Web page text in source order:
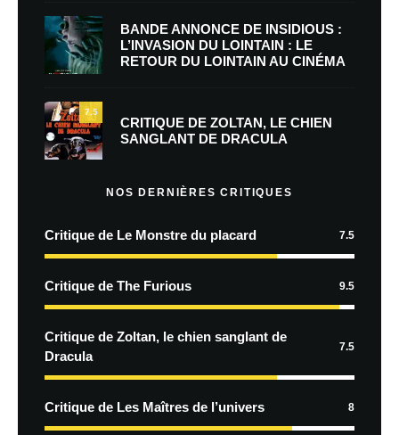
BANDE ANNONCE DE INSIDIOUS :
L’INVASION DU LOINTAIN : LE
RETOUR DU LOINTAIN AU CINÉMA
7.5
CRITIQUE DE ZOLTAN, LE CHIEN
SANGLANT DE DRACULA
NOS DERNIÈRES CRITIQUES
Critique de Le Monstre du placard 7.5
Critique de The Furious 9.5
Critique de Zoltan, le chien sanglant de
Dracula
7.5
Critique de Les Maîtres de l’univers 8